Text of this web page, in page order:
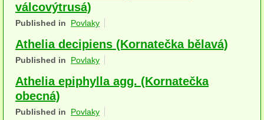
šišky, plody, květy
lichenizované
muscikolni
herbikolní-dvouděložné
válcovýtrusá)
Published in Povlaky
Athelia decipiens (Kornatečka bělavá)
Published in Povlaky
Athelia epiphylla agg. (Kornatečka
obecná)
Published in Povlaky